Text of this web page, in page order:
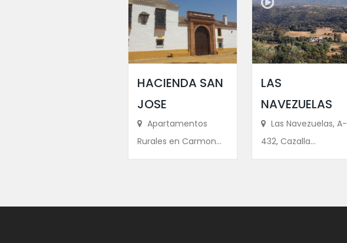
HACIENDA SAN
JOSE
Apartamentos
Rurales en Carmon...
LAS
NAVEZUELAS
Las Navezuelas, A-
432, Cazalla...